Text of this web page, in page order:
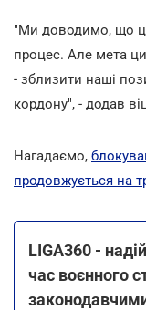
"Ми доводимо, що
процес. Але мета
- зблизити наші
кордону", - додав
Нагадаємо,
продовжується на
LIGA360 -
час воєнного